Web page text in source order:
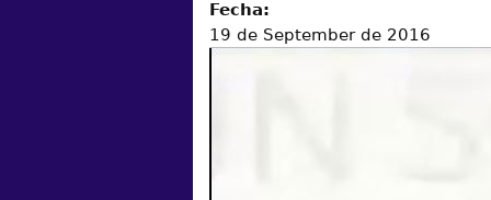
Fecha:
19 de September de 2016